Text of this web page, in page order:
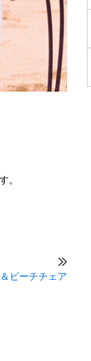
。
ビーチチェア